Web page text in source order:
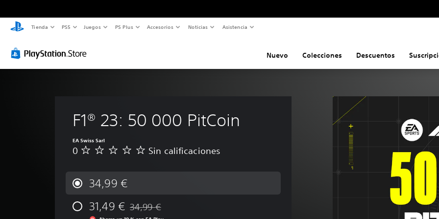
Tienda PS5 Juegos PS Plus Accesorios Noticias Asistencia
Nuevo Colecciones Descuentos
F1® 23: 50 000 PitCoin
EA Swiss Sarl
S
c
a
i
0 Sin calificaciones
34,99 €
31,49 € Rebajado del precio original de 34,99 €
34,99 €